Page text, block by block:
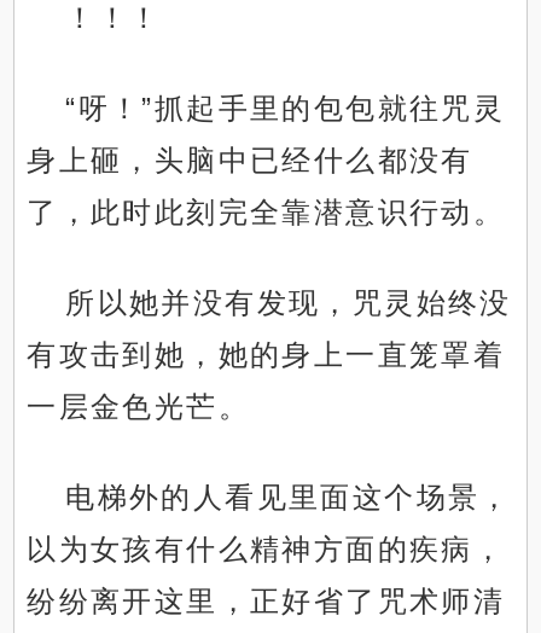
！！！
“呀！”抓起手里的包包就往咒灵
身上砸，头脑中已经什么都没有
了，此时此刻完全靠潜意识行动。
所以她并没有发现，咒灵始终没
有攻击到她，她的身上一直笼罩着
一层金色光芒。
电梯外的人看见里面这个场景，
以为女孩有什么精神方面的疾病，
纷纷离开这里，正好省了咒术师清